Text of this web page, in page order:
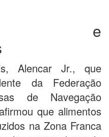
e
Alencar Jr., que
da Federação
de Navegação
que alimentos
na Zona Franca